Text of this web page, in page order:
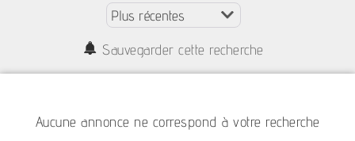
Sauvegarder cette recherche
Aucune annonce ne correspond à votre recherche